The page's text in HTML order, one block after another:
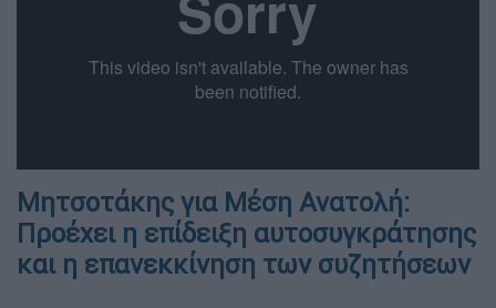
Μητσοτάκης για Μέση Ανατολή:
Προέχει η επίδειξη αυτοσυγκράτησης
και η επανεκκίνηση των συζητήσεων